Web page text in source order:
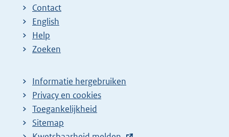
Contact
English
Help
Zoeken
Informatie hergebruiken
Privacy en cookies
Toegankelijkheid
Sitemap